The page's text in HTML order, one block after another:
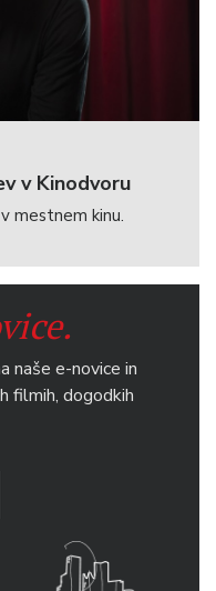
v Kinodvoru
mestnem kinu.
naše e-novice in
filmih, dogodkih